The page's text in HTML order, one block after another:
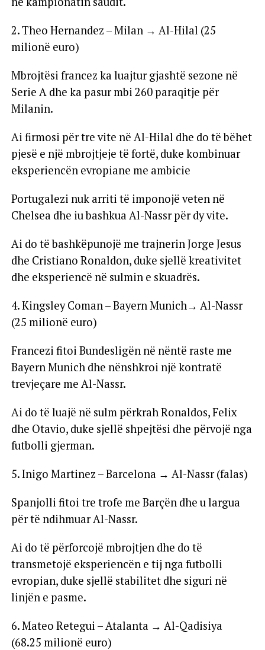
2. Theo Hernandez – Milan → Al-Hilal (25
milionë euro)
Mbrojtësi francez ka luajtur gjashtë sezone në
Serie A dhe ka pasur mbi 260 paraqitje për
Milanin.
Ai firmosi për tre vite në Al-Hilal dhe do të bëhet
pjesë e një mbrojtjeje të fortë, duke kombinuar
eksperiencën evropiane me ambicie
Portugalezi nuk arriti të imponojë veten në
Chelsea dhe iu bashkua Al-Nassr për dy vite.
Ai do të bashkëpunojë me trajnerin Jorge Jesus
dhe Cristiano Ronaldon, duke sjellë kreativitet
dhe eksperiencë në sulmin e skuadrës.
4. Kingsley Coman – Bayern Munich→ Al-Nassr
(25 milionë euro)
Francezi fitoi Bundesligën në nëntë raste me
Bayern Munich dhe nënshkroi një kontratë
trevjeçare me Al-Nassr.
Ai do të luajë në sulm përkrah Ronaldos, Felix
dhe Otavio, duke sjellë shpejtësi dhe përvojë nga
futbolli gjerman.
5. Inigo Martinez – Barcelona → Al-Nassr (falas)
Spanjolli fitoi tre trofe me Barçën dhe u largua
për të ndihmuar Al-Nassr.
Ai do të përforcojë mbrojtjen dhe do të
transmetojë eksperiencën e tij nga futbolli
evropian, duke sjellë stabilitet dhe siguri në
linjën e pasme.
6. Mateo Retegui – Atalanta → Al-Qadisiya
(68.25 milionë euro)